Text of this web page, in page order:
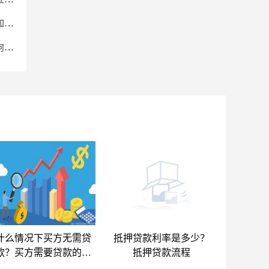
电商法商标违规怎么投诉？关于纳入遗产税免税范围的知识产权的具体项目
电商法商标侵权的认定标准是什么？知识经济时代，如何让知识产权保值又升值
么情况下买方无需贷
？买方需要贷款的有
抵押贷款利率是多少？
抵押贷款流程